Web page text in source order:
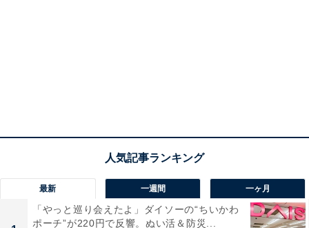
最新 一週間 一ヶ月
「やっと巡り会えたよ」ダイソーの“ちいかわ
ポーチ”が220円で反響。ぬい活＆防災...